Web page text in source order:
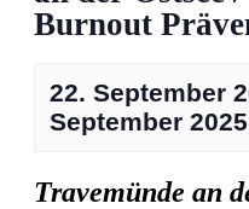
Burnout
22. September
September 2025
Travemünde an